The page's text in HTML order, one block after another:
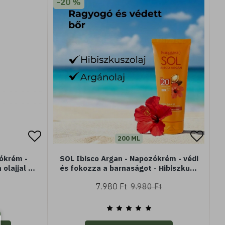
-
olajjal -
200 ML
SOL Ibisco Argan - Napozókrém - védi
és fokozza a barnaságot - Hibiszkusz
közepes védelem
7.980 Ft 9.980 Ft